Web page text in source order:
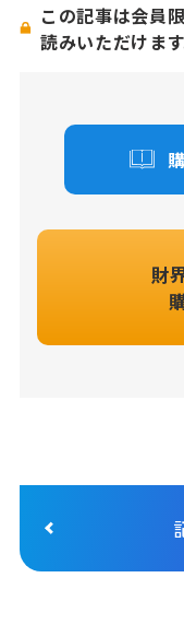
この記事は会員限
読みいただけます
財